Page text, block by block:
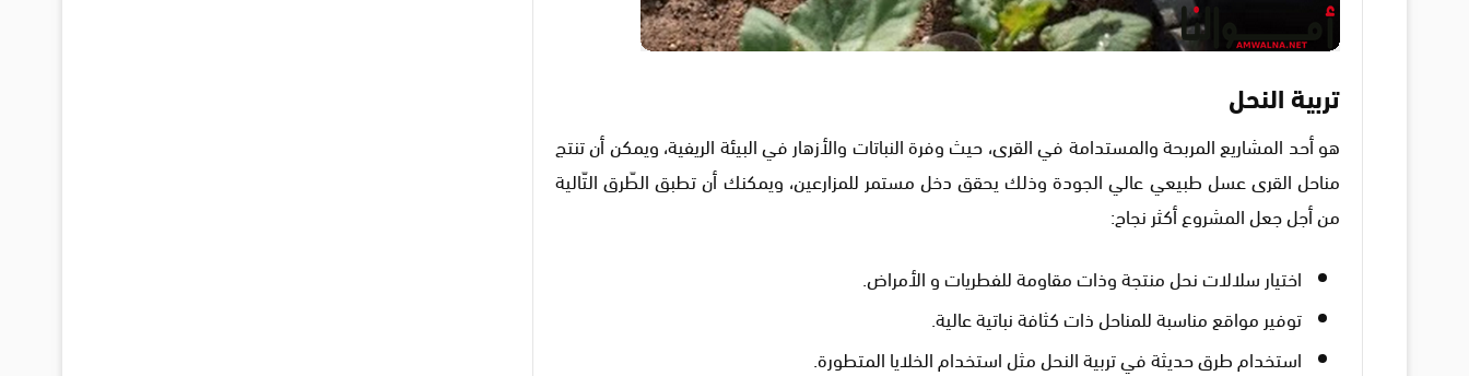
تربية النحل
هو أحد المشاريع المربحة والمستدامة في القرى، حيث وفرة النباتات والأزهار في البيئة الريفية، ويمكن أن تنتج
مناحل القرى عسل طبيعي عالي الجودة وذلك يحقق دخل مستمر للمزارعين، ويمكنك أن تطبق الطّرق التّالية
من أجل جعل المشروع أكثر نجاح:
اختيار سلالات نحل منتجة وذات مقاومة للفطريات و الأمراض.
توفير مواقع مناسبة للمناحل ذات كثافة نباتية عالية.
استخدام طرق حديثة في تربية النحل مثل استخدام الخلايا المتطورة.